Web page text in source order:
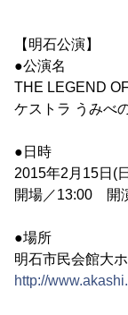
【明石公演】
●公演名
THE LEGEND
ケストラ うみべ
●日時
2015年2月15日(
開場／13:00 開
●場所
明石市民会館大
http://